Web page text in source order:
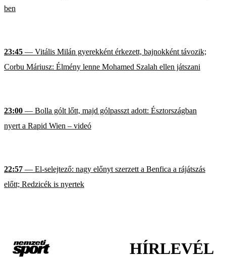
ben
23:45 — Vitális Milán gyerekként érkezett, bajnokként távozik;
Corbu Máriusz: Élmény lenne Mohamed Szalah ellen játszani
23:00 — Bolla gólt lőtt, majd gólpasszt adott: Észtországban
nyert a Rapid Wien – videó
22:57 — El-selejtező: nagy előnyt szerzett a Benfica a rájátszás
előtt; Redzicék is nyertek
HÍRLEVÉL